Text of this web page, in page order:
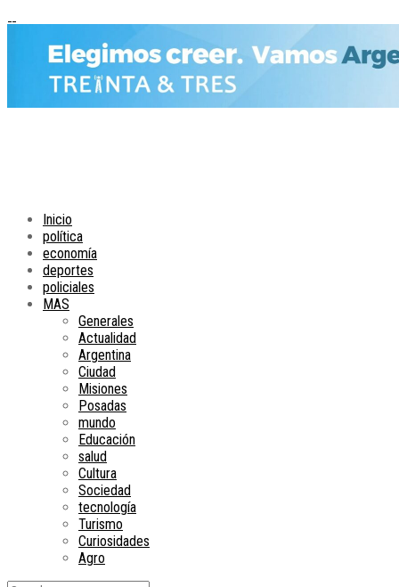
Inicio
política
economía
deportes
policiales
MAS
Generales
Actualidad
Argentina
Ciudad
Misiones
Posadas
mundo
Educación
salud
Cultura
Sociedad
tecnología
Turismo
Curiosidades
Agro